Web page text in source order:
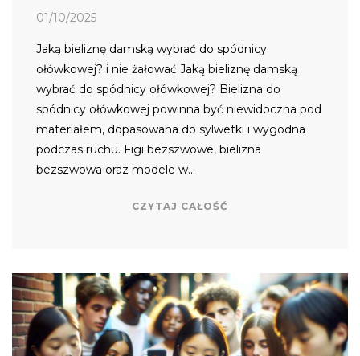
01/10/2025
Jaką bieliznę damską wybrać do spódnicy
ołówkowej? i nie żałować Jaką bieliznę damską
wybrać do spódnicy ołówkowej? Bielizna do
spódnicy ołówkowej powinna być niewidoczna pod
materiałem, dopasowana do sylwetki i wygodna
podczas ruchu. Figi bezszwowe, bielizna
bezszwowa oraz modele w…
CZYTAJ CAŁOŚĆ